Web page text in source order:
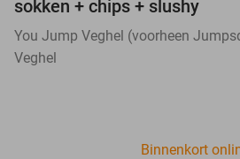
sokken + chips + slushy
You Jump Veghel (voorheen
Veghel
Binnenkort